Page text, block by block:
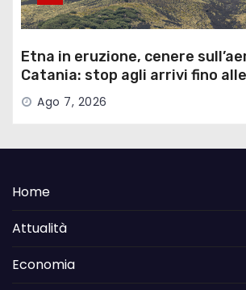
Etna in eruzione, cenere
Catania: stop agli arrivi fino
Ago 7, 2026
Home
Attualità
Economia